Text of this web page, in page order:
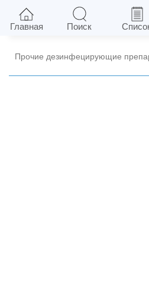
Дезинфецирующие
Прочие дезинфецирующие
Главная Поиск